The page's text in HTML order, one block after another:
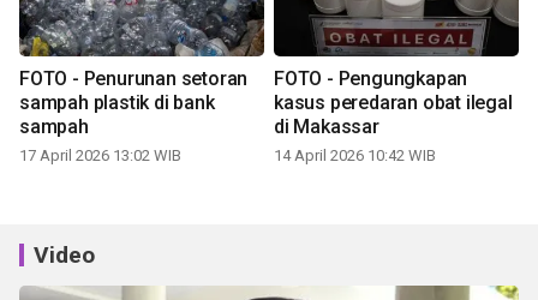
FOTO - Penurunan setoran
sampah plastik di bank
sampah
17 April 2026 13:02 WIB
FOTO - Pengungkapan
kasus peredaran obat ilegal
di Makassar
14 April 2026 10:42 WIB
Video